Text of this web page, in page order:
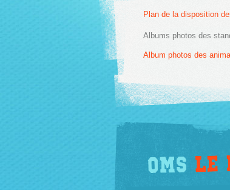
Plan de la disposition
Albums photos des
Album photos des